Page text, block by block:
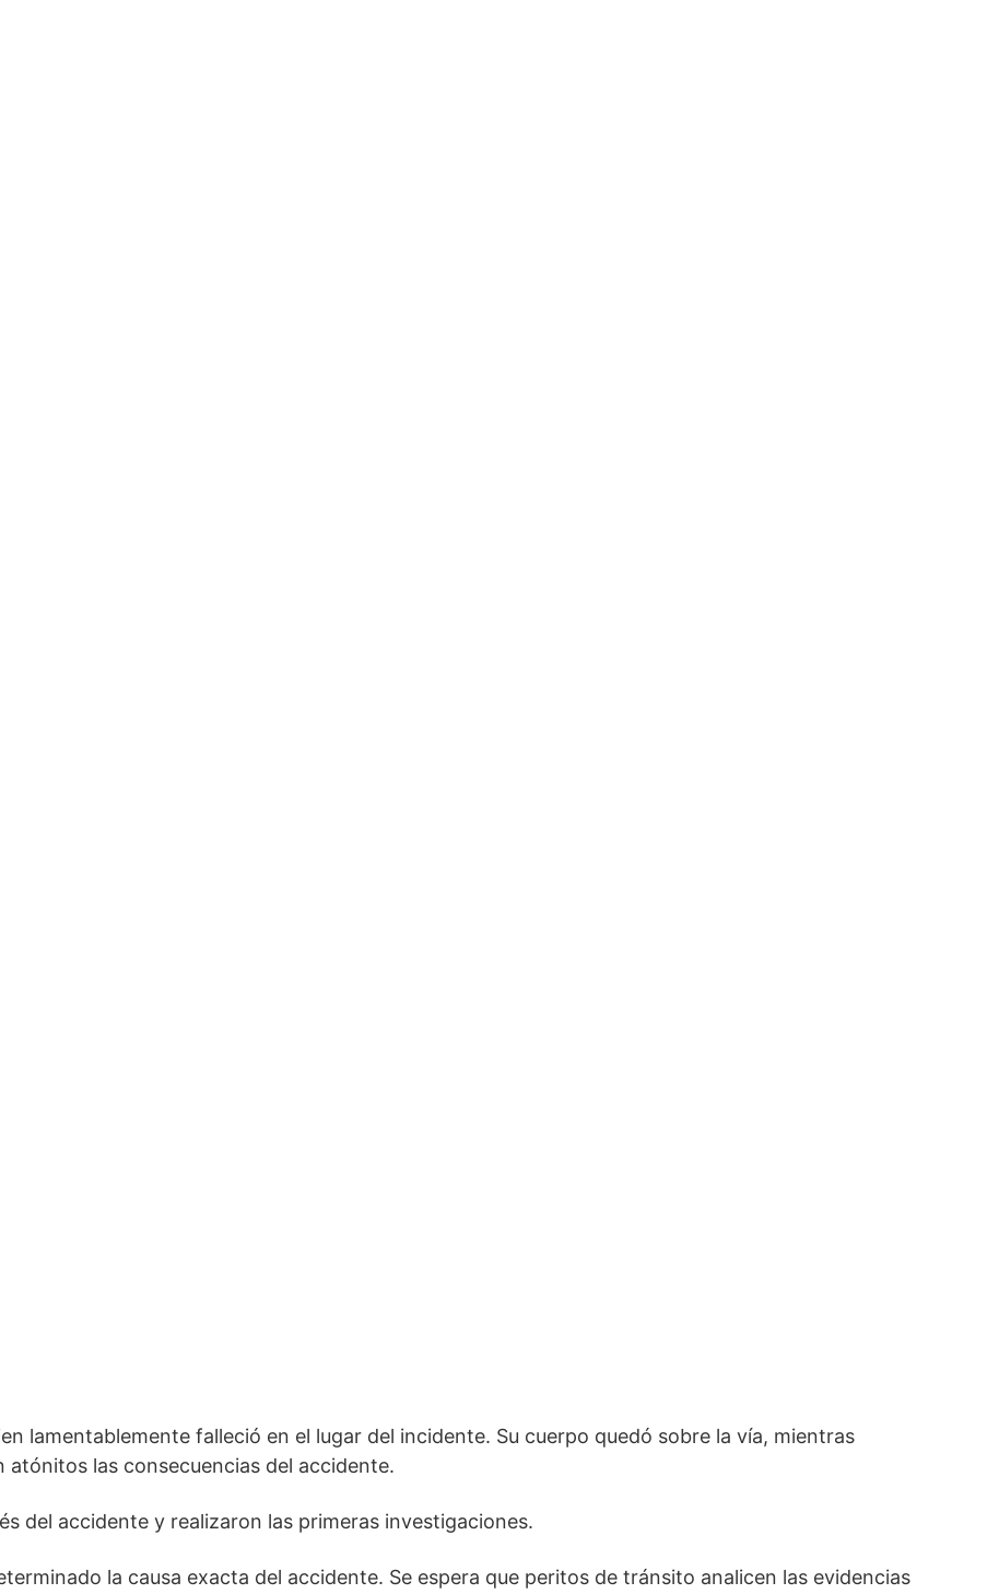
lamentablemente falleció en el lugar del incidente. Su cuerpo quedó sobre la vía, mientras
las consecuencias del accidente.
del accidente y realizaron las primeras investigaciones.
la causa exacta del accidente. Se espera que peritos de tránsito analicen las evidencias